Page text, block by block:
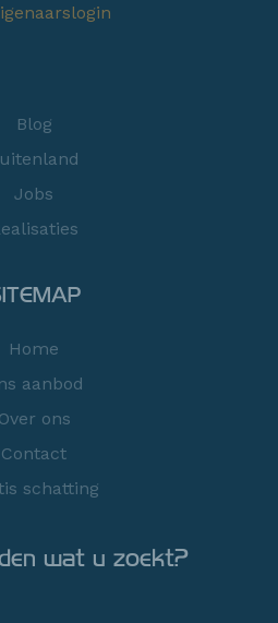
wat u zoekt?
Home
aanbod
Over ons
Contact
schatting
Blog
Jobs